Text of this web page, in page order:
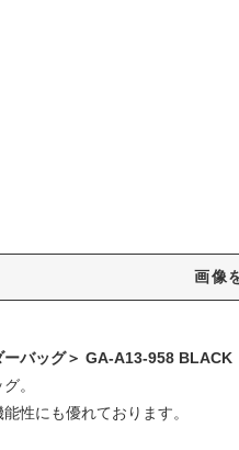
画像
バッグ＞ GA-A13-958 BLACK
。
性にも優れております。